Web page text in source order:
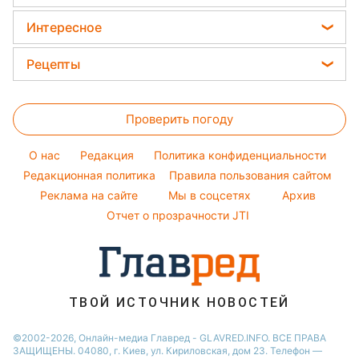
Погода на завтра
Новости Тернополя
Новости Житомира
Новости Одессы
Новости Харькова
Новости Полтавы
Новости Сум
Новости Черкассы
Новости Ровно
Ани Лорак
Кейт Миддлтон
Алла Пугачева
Настя Каменских
Виталий Козловский
Потап
София Ротару
Ольга Сумская
Модные ошибки
Новости моды
Советы от Андре Тана
Женские стрижки
Окрашивание волос
Красивый маникюр
Интересное
Головоломки
Тесты по картинке
Оптические иллюзии
Народные приметы
Все о шоу-бизнесе
Рецепты
Простые блюда
Легкие десерты
Напитки
Праздничное меню
Проверить погоду
O нас Редакция
Политика конфиденциальности
Редакционная политика
Правила пользования сайтом
Реклама на сайте
Мы в соцсетях
Архив
Отчет о прозрачности JTI
ТВОЙ ИСТОЧНИК НОВОСТЕЙ
©2002-2026, Онлайн-медиа Главред - GLAVRED.INFO. ВСЕ ПРАВА
ЗАЩИЩЕНЫ. 04080, г. Киев, ул. Кириловская, дом 23. Телефон —